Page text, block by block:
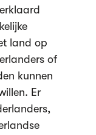
land op
of
kunnen
Er